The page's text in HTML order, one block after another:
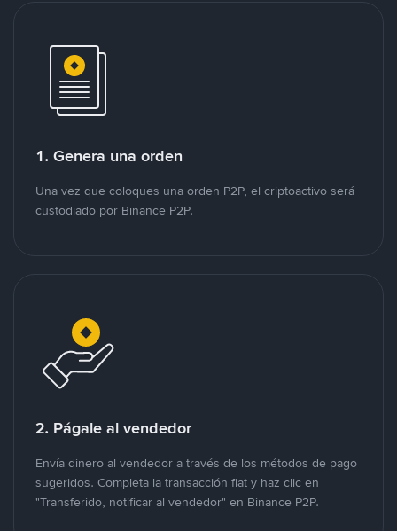
1. Genera una orden
Una vez que coloques una orden P2P, el criptoactivo será
custodiado por Binance P2P.
2. Págale al vendedor
Envía dinero al vendedor a través de los métodos de pago
sugeridos. Completa la transacción fiat y haz clic en
"Transferido, notificar al vendedor" en Binance P2P.